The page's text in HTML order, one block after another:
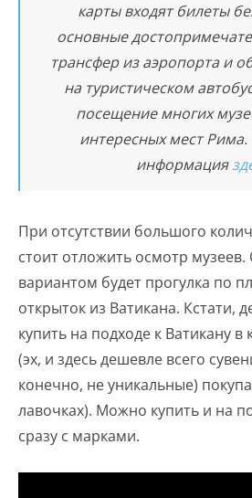
карты входят билеты
основные
трансфер из аэропорта и
на туристическом
посещение многих
интересных мест
информация
При отсутствии большого
стоит отложить осмотр
вариантом будет прогулка по
открыток из Ватикана. Кстати,
купить на подходе к Ватикану в
(эх, и здесь дешевле всего
конечно, не уникальные)
лавочках). Можно купить и на
сразу с марками.